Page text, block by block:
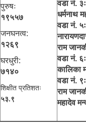
पुरुषः
१९५५७
जनघनत्व:
१२६९
घरधुरी:
७१४०
शिक्षीत प्रतिशतः
५३.९
वडा नं. ३ः
धर्मनाथ
वडा नं. ५ः
राम
वडा नं. ६ः
कालिका
वडा नं. ९ः
राम
महादेव